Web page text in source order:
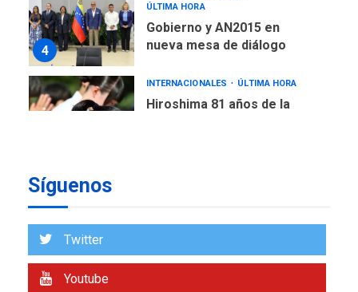
4
Gobierno y AN2015 en
nueva mesa de diálogo
Hiroshima 81 años de la
debacle atómica. Japón
Síguenos
Twitter
Youtube